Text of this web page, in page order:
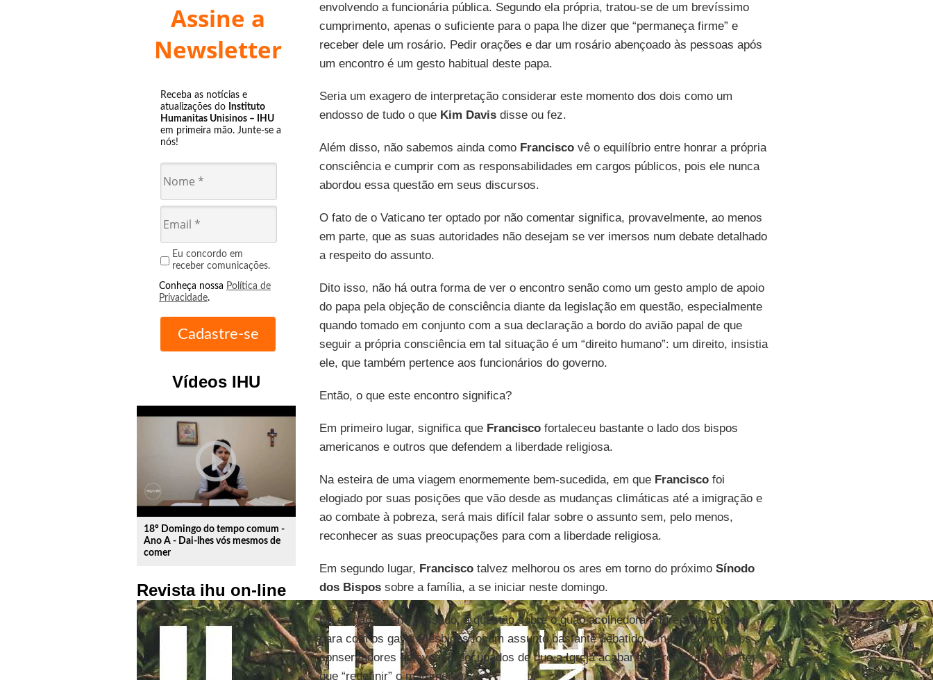
Assine a
Newsletter
Receba as notícias e
atualizações do Instituto
Humanitas Unisinos – IHU
em primeira mão. Junte-se a
nós!
Eu concordo em
receber comunicações.
Conheça nossa Política de
Privacidade.
Vídeos IHU
play_circle_outline
18º Domingo do tempo comum -
Ano A - Dai-lhes vós mesmos de
comer
Revista ihu on-line
envolvendo a funcionária pública. Segundo ela própria, tratou-se de um brevíssimo
cumprimento, apenas o suficiente para o papa lhe dizer que “permaneça firme” e
receber dele um rosário. Pedir orações e dar um rosário abençoado às pessoas após
um encontro é um gesto habitual deste papa.
Seria um exagero de interpretação considerar este momento dos dois como um
endosso de tudo o que Kim Davisdisse ou fez.
Além disso, não sabemos ainda como Franciscovê o equilíbrio entre honrar a própria
consciência e cumprir com as responsabilidades em cargos públicos, pois ele nunca
abordou essa questão em seus discursos.
O fato de o Vaticano ter optado por não comentar significa, provavelmente, ao menos
em parte, que as suas autoridades não desejam se ver imersos num debate detalhado
a respeito do assunto.
Dito isso, não há outra forma de ver o encontro senão como um gesto amplo de apoio
do papa pela objeção de consciência diante da legislação em questão, especialmente
quando tomado em conjunto com a sua declaração a bordo do avião papal de que
seguir a própria consciência em tal situação é um “direito humano”: um direito, insistia
ele, que também pertence aos funcionários do governo.
Então, o que este encontro significa?
Em primeiro lugar, significa que Franciscofortaleceu bastante o lado dos bispos
americanos e outros que defendem a liberdade religiosa.
Na esteira de uma viagem enormemente bem-sucedida, em que Franciscofoi
elogiado por suas posições que vão desde as mudanças climáticas até a imigração e
ao combate à pobreza, será mais difícil falar sobre o assunto sem, pelo menos,
reconhecer as suas preocupações para com a liberdade religiosa.
Em segundo lugar, Franciscotalvez melhorou os ares em torno do próximo Sínodo
dos Bispossobre a família, a se iniciar neste domingo.
Na edição do ano passado, a questão sobre o quão acolhedora a Igreja deveria ser
para com os gays e lésbicas foi um assunto bastante debatido, em parte porque os
conservadores estavam preocupados de que a Igreja acabaria se rebaixando, ao ter
que “redefinir” o matrimônio.